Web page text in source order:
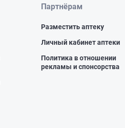
Партнёрам
Разместить аптеку
Личный кабинет аптеки
Политика в отношении
рекламы и спонсорства